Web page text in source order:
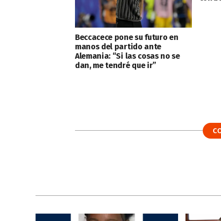
Beccacece pone su futuro en
manos del partido ante
Alemania: “Si las cosas no se
dan, me tendré que ir”